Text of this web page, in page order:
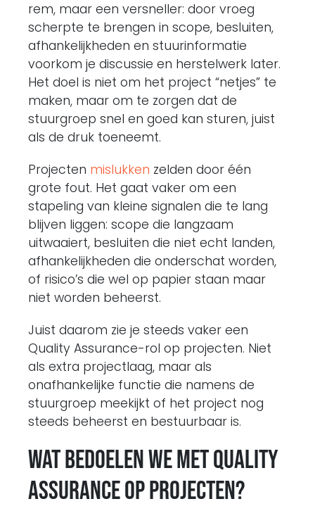
rem, maar een versneller: door vroeg
scherpte te brengen in scope, besluiten,
afhankelijkheden en stuurinformatie
voorkom je discussie en herstelwerk later.
Het doel is niet om het project “netjes” te
maken, maar om te zorgen dat de
stuurgroep snel en goed kan sturen, juist
als de druk toeneemt.
Projecten mislukken zelden door één
grote fout. Het gaat vaker om een
stapeling van kleine signalen die te lang
blijven liggen: scope die langzaam
uitwaaiert, besluiten die niet echt landen,
afhankelijkheden die onderschat worden,
of risico’s die wel op papier staan maar
niet worden beheerst.
Juist daarom zie je steeds vaker een
Quality Assurance-rol op projecten. Niet
als extra projectlaag, maar als
onafhankelijke functie die namens de
stuurgroep meekijkt of het project nog
steeds beheerst en bestuurbaar is.
Wat bedoelen we metQuality
Assurance op projecten?